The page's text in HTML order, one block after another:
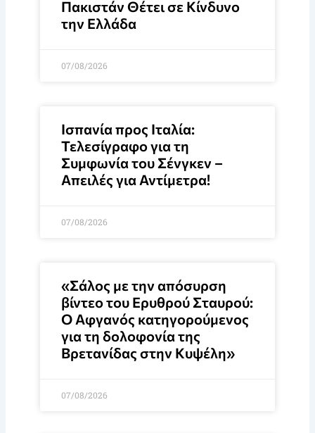
Πακιστάν Θέτει σε Κίνδυνο
την Ελλάδα
07/08/2026
Ισπανία προς Ιταλία:
Τελεσίγραφο για τη
Συμφωνία του Σένγκεν –
Απειλές για Αντίμετρα!
07/08/2026
«Σάλος με την απόσυρση
βίντεο του Ερυθρού Σταυρού:
Ο Αφγανός κατηγορούμενος
για τη δολοφονία της
Βρετανίδας στην Κυψέλη»
07/08/2026